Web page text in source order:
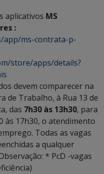
aplicativos MS
:
app/ms-contrata-p-
store/apps/details?
devem comparecer na
de Trabalho, à Rua 13 de
das 7h30 às 13h30, para
às 17h30, o atendimento
Todas as vagas
a qualquer
* PcD -vagas